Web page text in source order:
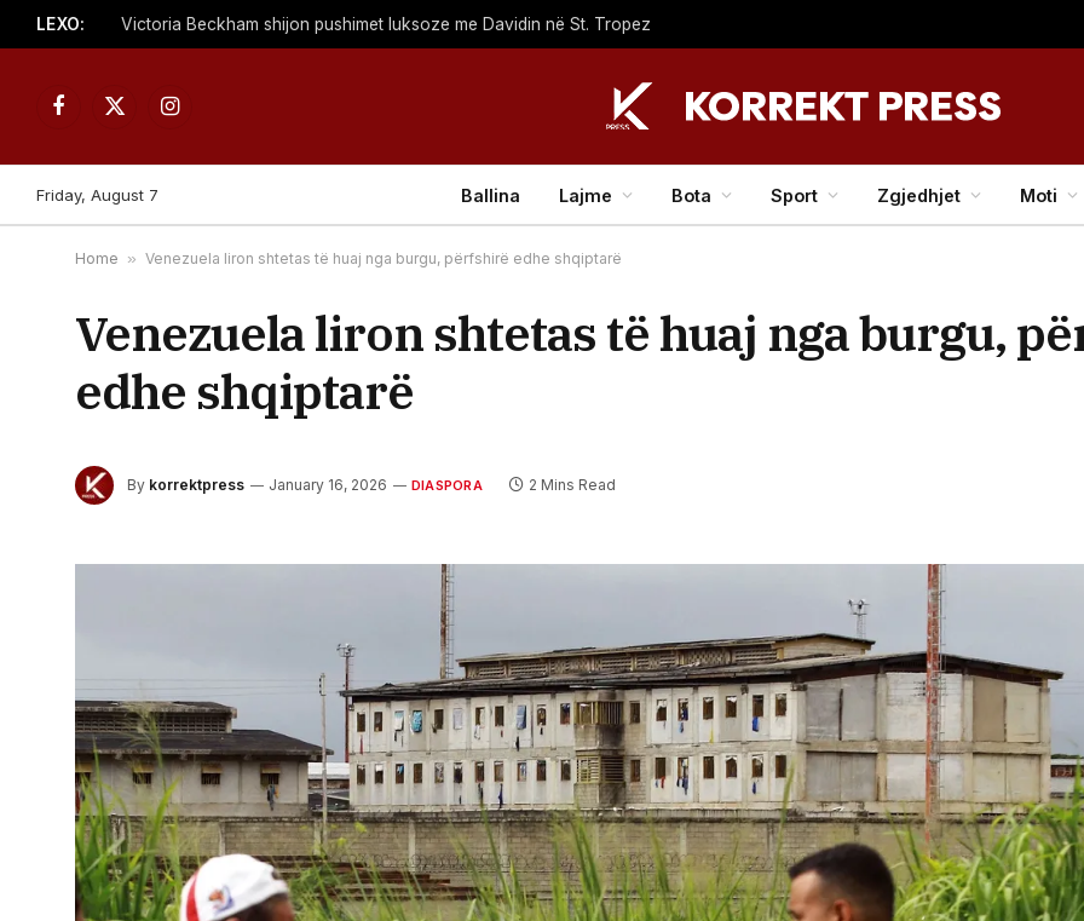
LEXO: Victoria Beckham shijon pushimet luksoze me Davidin në St. Tropez
Facebook
X
Instagram
Friday, August 7 Ballina Lajme Bota Sport Zgjedhjet Moti
Home » Venezuela liron shtetas të huaj nga burgu, përfshirë edhe shqiptarë
Venezuela liron shtetas të huaj nga burgu,
edhe shqiptarë
By korrektpress January 16, 2026 DIASPORA 2 Mins Read